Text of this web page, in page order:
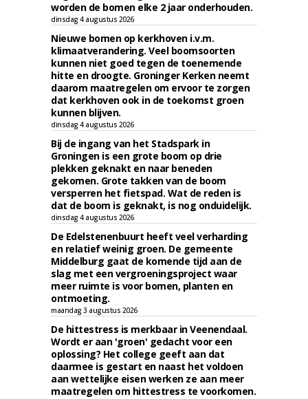
worden de bomen elke 2 jaar onderhouden.
dinsdag 4 augustus 2026
Nieuwe bomen op kerkhoven i.v.m.
klimaatverandering. Veel boomsoorten
kunnen niet goed tegen de toenemende
hitte en droogte. Groninger Kerken neemt
daarom maatregelen om ervoor te zorgen
dat kerkhoven ook in de toekomst groen
kunnen blijven.
dinsdag 4 augustus 2026
Bij de ingang van het Stadspark in
Groningen is een grote boom op drie
plekken geknakt en naar beneden
gekomen. Grote takken van de boom
versperren het fietspad. Wat de reden is
dat de boom is geknakt, is nog onduidelijk.
dinsdag 4 augustus 2026
De Edelstenenbuurt heeft veel verharding
en relatief weinig groen. De gemeente
Middelburg gaat de komende tijd aan de
slag met een vergroeningsproject waar
meer ruimte is voor bomen, planten en
ontmoeting.
maandag 3 augustus 2026
De hittestress is merkbaar in Veenendaal.
Wordt er aan 'groen' gedacht voor een
oplossing? Het college geeft aan dat
daarmee is gestart en naast het voldoen
aan wettelijke eisen werken ze aan meer
maatregelen om hittestress te voorkomen.